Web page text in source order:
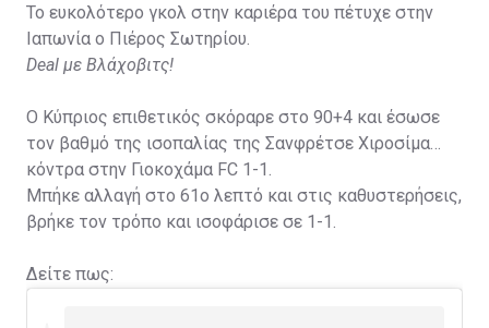
Το ευκολότερο γκολ στην καριέρα του πέτυχε στην
Ιαπωνία ο Πιέρος Σωτηρίου.
Deal με Βλάχοβιτς!
Ο Κύπριος επιθετικός σκόραρε στο 90+4 και έσωσε
τον βαθμό της ισοπαλίας της Σανφρέτσε Χιροσίμα
κόντρα στην Γιοκοχάμα FC 1-1.
Μπήκε αλλαγή στο 61ο λεπτό και στις καθυστερήσεις,
βρήκε τον τρόπο και ισοφάρισε σε 1-1.
Δείτε πως: